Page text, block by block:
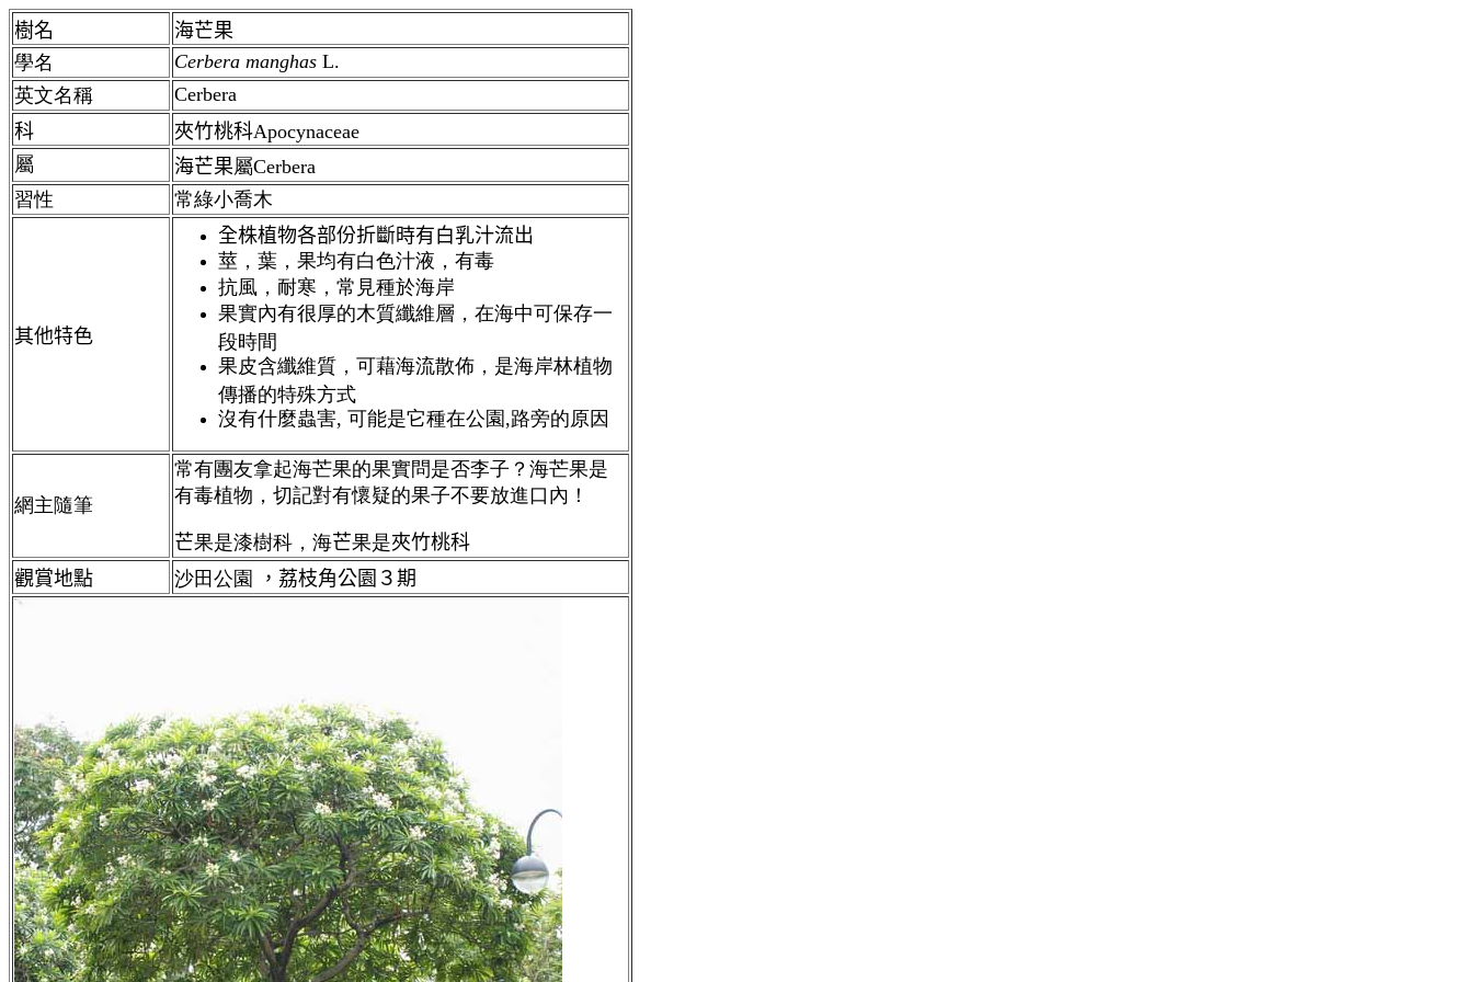
樹名
海芒果
學名
Cerbera manghas L.
英文名稱
Cerbera
科
夾竹桃科Apocynaceae
屬
海芒果屬Cerbera
習性
常綠小喬木
其他特色
全株植物各部份折斷時有白乳汁流出
莖，葉，果均有白色汁液，有毒
抗風，耐寒，常見種於海岸
果實內有很厚的木質纖維層，在海中可保存一
段時間
果皮含纖維質，可藉海流散佈，是海岸林植物
傳播的特殊方式
沒有什麼蟲害, 可能是它種在公園,路旁的原因
網主隨筆
常有團友拿起海芒果的果實問是否李子？海芒果是
有毒植物，切記對有懷疑的果子不要放進口內！
芒果是漆樹科，海芒果是夾竹桃科
觀賞地點
沙田公園 ，荔枝角公園３期